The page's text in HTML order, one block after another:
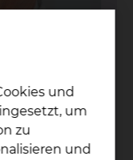
Kiel­stein
und
um
zu
und